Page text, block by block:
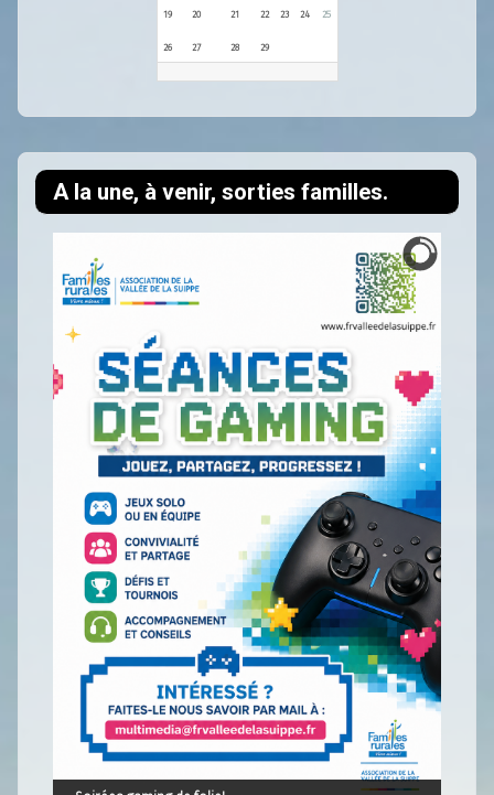
A la une, à venir, sorties familles.
19 20 21 22 23 24 25
26 27 28 29